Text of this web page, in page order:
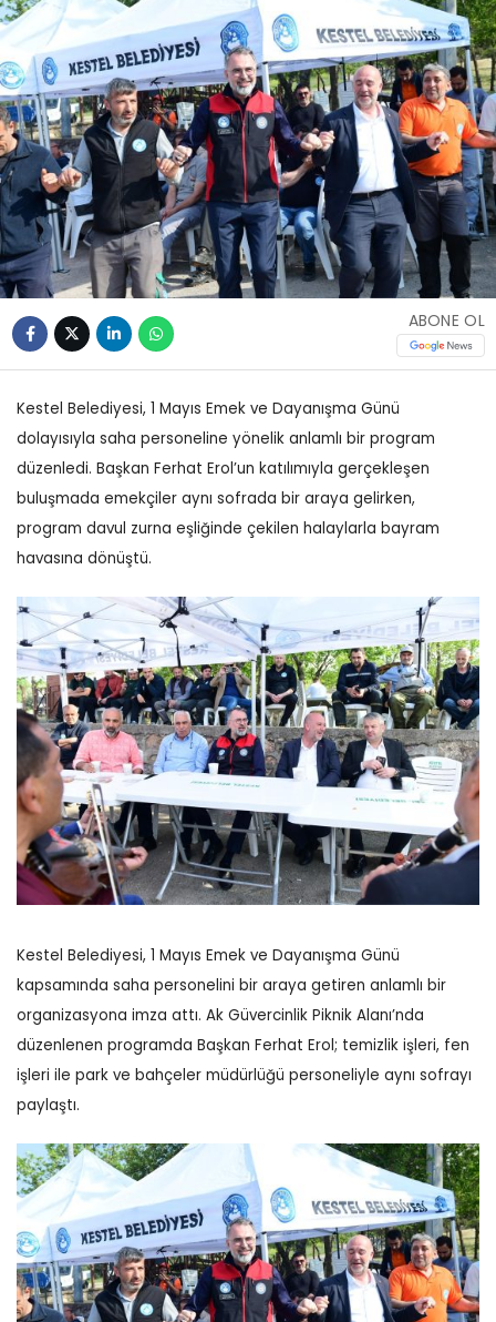
ABONE OL
Kestel Belediyesi, 1 Mayıs Emek ve Dayanışma Günü
dolayısıyla saha personeline yönelik anlamlı bir program
düzenledi. Başkan Ferhat Erol’un katılımıyla gerçekleşen
buluşmada emekçiler aynı sofrada bir araya gelirken,
program davul zurna eşliğinde çekilen halaylarla bayram
havasına dönüştü.
Kestel Belediyesi, 1 Mayıs Emek ve Dayanışma Günü
kapsamında saha personelini bir araya getiren anlamlı bir
organizasyona imza attı. Ak Güvercinlik Piknik Alanı’nda
düzenlenen programda Başkan Ferhat Erol; temizlik işleri, fen
işleri ile park ve bahçeler müdürlüğü personeliyle aynı sofrayı
paylaştı.